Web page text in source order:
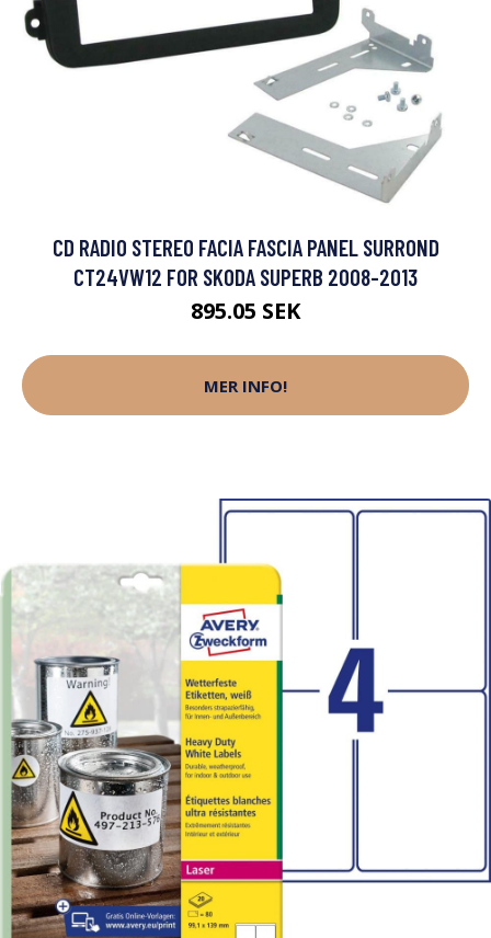
CD RADIO STEREO FACIA FASCIA PANEL SURROND
CT24VW12 FOR SKODA SUPERB 2008-2013
895.05 SEK
MER INFO!